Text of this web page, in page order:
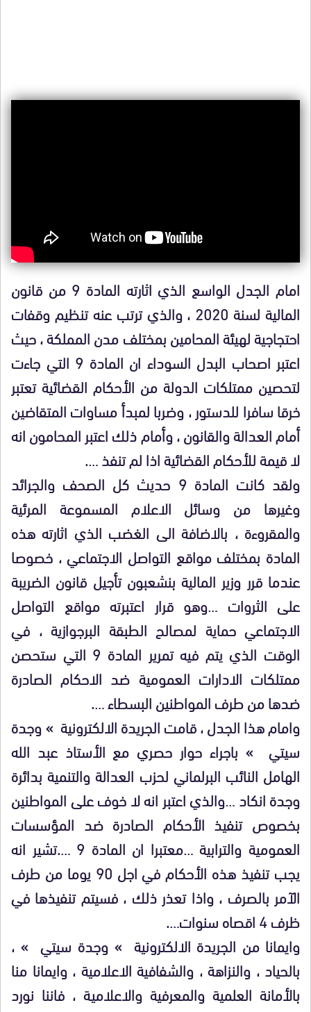
امام الجدل الواسع الذي اثارته المادة 9 من قانون
المالية لسنة 2020 ، والذي ترتب عنه تنظيم وقفات
احتجاجية لهيئة المحامين بمختلف مدن المملكة ، حيث
اعتبر اصحاب البدل السوداء ان المادة 9 التي جاءت
لتحصين ممتلكات الدولة من الأحكام القضائية تعتبر
خرقا سافرا للدستور ، وضربا لمبدأ مساوات المتقاضين
أمام العدالة والقانون ، وأمام ذلك اعتبر المحامون انه
لا قيمة للأحكام القضائية اذا لم تنفذ ….
ولقد كانت المادة 9 حديث كل الصحف والجرائد
وغيرها من وسائل الاعلام المسموعة المرئية
والمقروءة ، بالاضافة الى الغضب الذي اثارته هذه
المادة بمختلف مواقع التواصل الاجتماعي ، خصوصا
عندما قرر وزير المالية بنشعبون تأجيل قانون الضريبة
على الثروات …وهو قرار اعتبرته مواقع التواصل
الاجتماعي حماية لمصالح الطبقة البرجوازية ، في
الوقت الذي يتم فيه تمرير المادة 9 التي ستحصن
ممتلكات الادارات العمومية ضد الاحكام الصادرة
ضدها من طرف المواطنين البسطاء ….
وامام هذا الجدل ، قامت الجريدة الالكترونية » وجدة
سيتي » باجراء حوار حصري مع الأستاذ عبد الله
الهامل النائب البرلماني لحزب العدالة والتنمية بدائرة
وجدة انكاد …والذي اعتبر انه لا خوف على المواطنين
بخصوص تنفيذ الأحكام الصادرة ضد المؤسسات
العمومية والترابية …معتبرا ان المادة 9 ….تشير انه
يجب تنفيذ هذه الأحكام في اجل 90 يوما من طرف
الآمر بالصرف ، واذا تعذر ذلك ، فسيتم تنفيذها في
ظرف 4 اقصاه سنوات….
وايمانا من الجريدة الالكترونية » وجدة سيتي » ،
بالحياد ، والنزاهة ، والشفافية الاعلامية ، وايمانا منا
بالأمانة العلمية والمعرفية والاعلامية ، فاننا نورد